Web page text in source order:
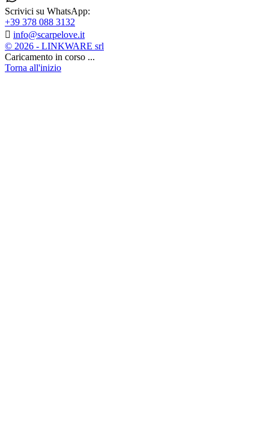
Scrivici su WhatsApp:
+39 378 088 3132
 info@scarpelove.it
© 2026 - LINKWARE srl
Caricamento in corso ...
Torna all'inizio